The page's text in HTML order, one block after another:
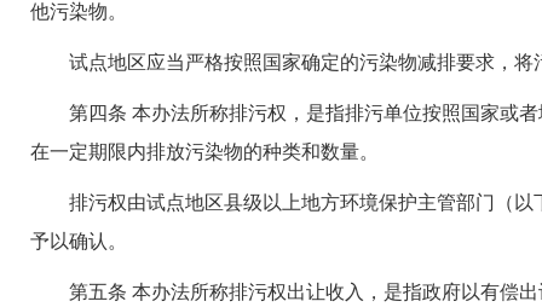
他污染物。
试点地区应当严格按照国家确定的污染物减排要求，将
第四条 本办法所称排污权，是指排污单位按照国家或者
在一定期限内排放污染物的种类和数量。
排污权由试点地区县级以上地方环境保护主管部门（以
予以确认。
第五条 本办法所称排污权出让收入，是指政府以有偿出